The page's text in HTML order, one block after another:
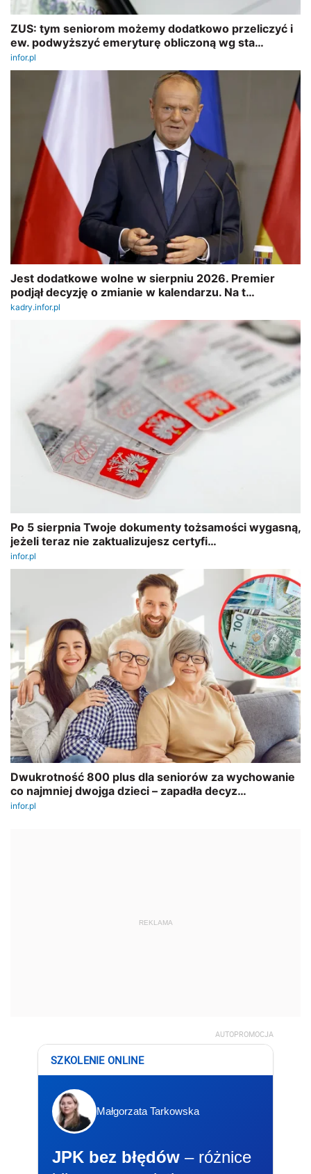
REKLAMA
AUTOPROMOCJA
SZKOLENIE ONLINE
Małgorzata Tarkowska
JPK bez błędów – różnice